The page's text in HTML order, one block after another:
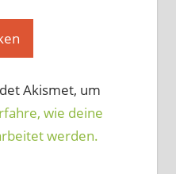
Akismet, um
wie deine
werden.